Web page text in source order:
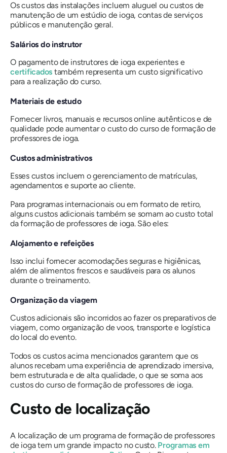
Os custos das instalações incluem aluguel ou custos de
manutenção de um estúdio de ioga, contas de serviços
públicos e manutenção geral.
Salários do instrutor
O pagamento de instrutores de ioga experientes e
certificados também representa um custo significativo
para a realização do curso.
Materiais de estudo
Fornecer livros, manuais e recursos online autênticos e de
qualidade pode aumentar o custo do curso de formação de
professores de ioga.
Custos administrativos
Esses custos incluem o gerenciamento de matrículas,
agendamentos e suporte ao cliente.
Para programas internacionais ou em formato de retiro,
alguns custos adicionais também se somam ao custo total
da formação de professores de ioga. São eles:
Alojamento e refeições
Isso inclui fornecer acomodações seguras e higiênicas,
além de alimentos frescos e saudáveis ​​para os alunos
durante o treinamento.
Organização da viagem
Custos adicionais são incorridos ao fazer os preparativos de
viagem, como organização de voos, transporte e logística
do local do evento.
Todos os custos acima mencionados garantem que os
alunos recebam uma experiência de aprendizado imersiva,
bem estruturada e de alta qualidade, o que se soma aos
custos do curso de formação de professores de ioga.
Custo de localização
A localização de um programa de formação de professores
de ioga tem um grande impacto no custo. Programas em